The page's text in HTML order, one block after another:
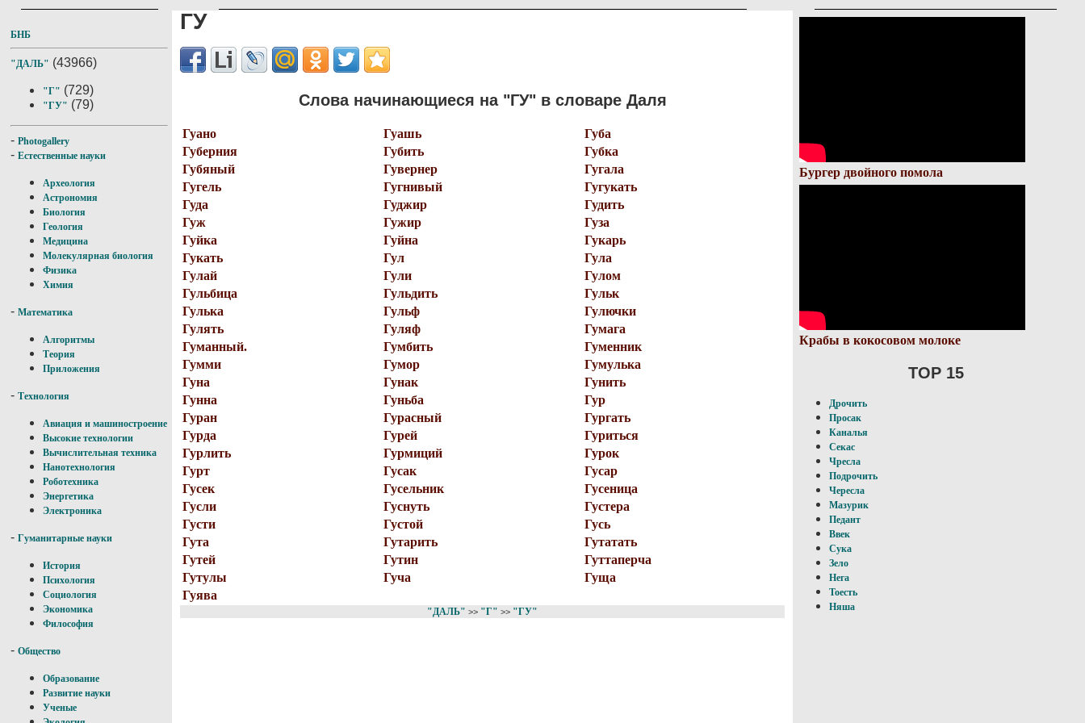
БНБ
"ДАЛЬ" (43966)
"Г" (729)
"ГУ" (79)
- Photogallery
- Естественные науки
Археология
Астрономия
Биология
Геология
Медицина
Молекулярная биология
Физика
Химия
- Математика
Алгоритмы
Теория
Приложения
- Технология
Авиация и машиностроение
Высокие технологии
Вычислительная техника
Нанотехнология
Роботехника
Энергетика
Электроника
- Гуманитарные науки
История
Психология
Социология
Экономика
Философия
- Общество
Образование
Развитие науки
Ученые
ГУ
Слова начинающиеся на "ГУ" в словаре Даля
Гуано Гуашь
Губа
Губерния
Губить
Губка
Губяный
Гувернер
Гугала
Гугель
Гугнивый
Гугукать
Гуда
Гуджир
Гудить
Гуж
Гужир
Гуза
Гуйка
Гуйна
Гукарь
Гукать
Гул
Гула
Гулай
Гули
Гулом
Гульбица
Гульдить
Гульк
Гулька
Гульф
Гулючки
Гулять
Гуляф
Гумага
Гуманный.
Гумбить
Гуменник
Гумми
Гумор
Гумулька
Гуна
Гунак
Гунить
Гунна
Гуньба
Гур
Гуран
Гурасный
Гургать
Гурда
Гурей
Гуриться
Гурлить
Гурмиций
Гурок
Гурт
Гусак
Гусар
Гусек
Гусельник
Гусеница
Гусли
Гуснуть
Густера
Густи
Густой
Гусь
Гута
Гутарить
Гутатать
Гутей
Гутин
Гуттаперча
Гутулы
Гуча
Гуща
Гуява
"ДАЛЬ" >> "Г" >> "ГУ"
Бургер двойного помола
Крабы в кокосовом молоке
TOP 15
Дрочить
Просак
Каналья
Секас
Чресла
Подрочить
Чересла
Мазурик
Педант
Ввек
Сука
Зело
Нега
Тоесть
Няша